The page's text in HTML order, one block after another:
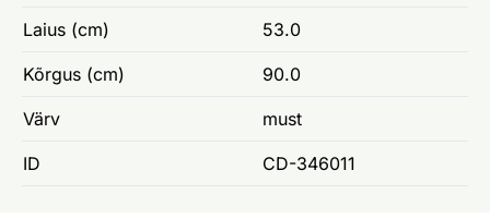
Laius (cm) 53.0
Kõrgus (cm) 90.0
Värv must
ID CD-346011